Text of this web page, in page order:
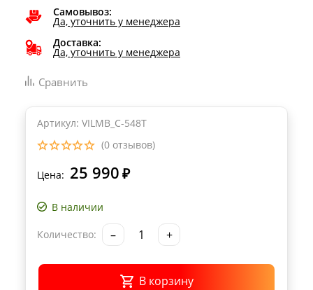
Самовывоз:
Да, уточнить у менеджера
Доставка:
Да, уточнить у менеджера
Сравнить
Артикул: VILMB_C-548T
(0 отзывов)
Цена: 25 990 ₽
В наличии
Количество: – +
В корзину